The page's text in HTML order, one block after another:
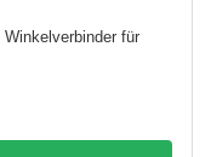
für